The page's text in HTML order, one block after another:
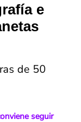
e
de 50
seguir